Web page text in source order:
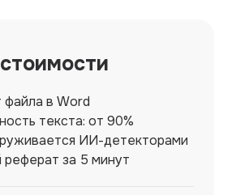
файла в Word
текста: от 90%
ИИ-детекторами
реферат за 5 минут